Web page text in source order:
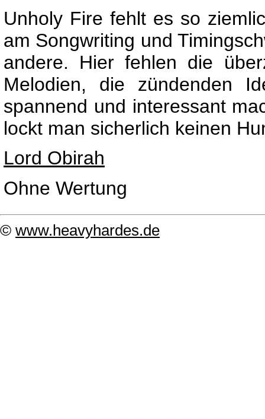
Unholy Fire fehlt es so
am Songwriting und
andere. Hier fehlen die
Melodien, die zündenden
spannend und interessant
lockt man sicherlich keinen
Lord Obirah
Ohne Wertung
© www.heavyhardes.de